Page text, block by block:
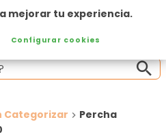
Categorizar
Percha
mejorar tu experiencia.
Configurar cookies